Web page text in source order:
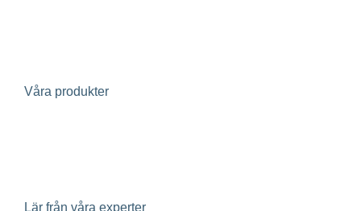
Våra produkter
Lär från våra experter